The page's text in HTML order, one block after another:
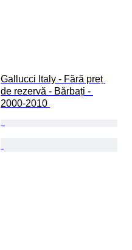
Gallucci Italy - Fără preț
de rezervă - Bărbați -
2000-2010